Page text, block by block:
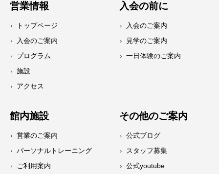
営業情報
トップページ
入会のご案内
プログラム
施設
アクセス
入会の前に
入会のご案内
見学のご案内
一日体験のご案内
館内施設
営業のご案内
パーソナルトレーニング
ご利用案内
その他のご案内
公式ブログ
スタッフ募集
公式youtube